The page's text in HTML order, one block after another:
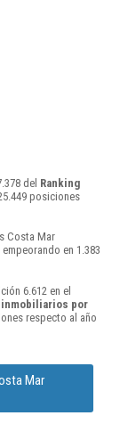
del Ranking
posiciones
Costa Mar
en 1.383
6.612 en el
inmobiliarios por
respecto al año
Mar